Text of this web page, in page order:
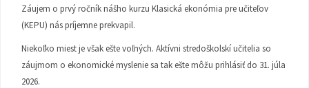
Záujem o prvý ročník nášho kurzu Klasická ekonómia pre učiteľov
(KEPU) nás príjemne prekvapil.
Niekoľko miest je však ešte voľných. Aktívni stredoškolskí učitelia so
záujmom o ekonomické myslenie sa tak ešte môžu prihlásiť do 31. júla
2026.